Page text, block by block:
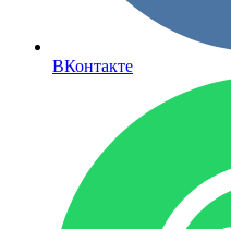
ВКонтакте